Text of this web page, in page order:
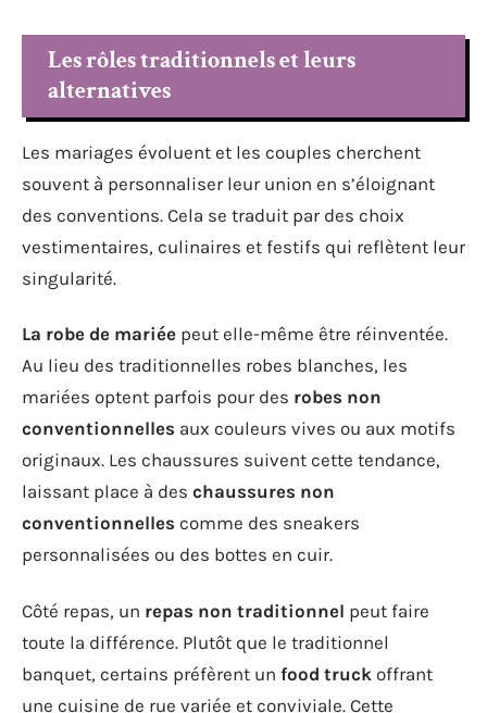
Les rôles traditionnels et leurs
alternatives
Les mariages évoluent et les couples cherchent
souvent à personnaliser leur union en s’éloignant
des conventions. Cela se traduit par des choix
vestimentaires, culinaires et festifs qui reflètent leur
singularité.
La robe de mariée peut elle-même être réinventée.
Au lieu des traditionnelles robes blanches, les
mariées optent parfois pour des robes non
conventionnelles aux couleurs vives ou aux motifs
originaux. Les chaussures suivent cette tendance,
laissant place à des chaussures non
conventionnelles comme des sneakers
personnalisées ou des bottes en cuir.
Côté repas, un repas non traditionnel peut faire
toute la différence. Plutôt que le traditionnel
banquet, certains préfèrent un food truck offrant
une cuisine de rue variée et conviviale. Cette